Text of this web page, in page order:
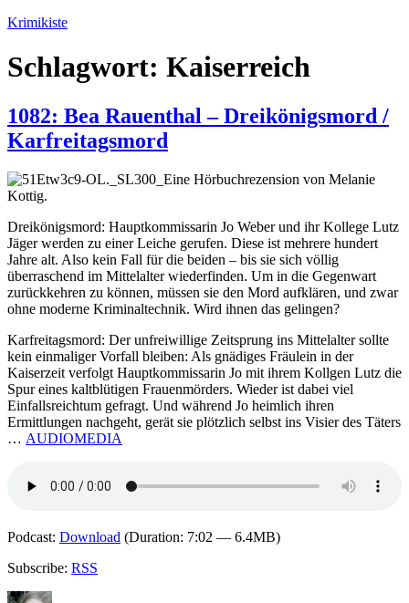
Zum
springen
Krimikiste
Schlagwort: Kaiserreich
1082: Bea Rauenthal – Dreikönigsmord /
Karfreitagsmord
Eine Hörbuchrezension von Melanie
Kottig.
Dreikönigsmord: Hauptkommissarin Jo Weber und ihr Kollege Lutz
Jäger werden zu einer Leiche gerufen. Diese ist mehrere hundert
Jahre alt. Also kein Fall für die beiden – bis sie sich völlig
überraschend im Mittelalter wiederfinden. Um in die Gegenwart
zurückkehren zu können, müssen sie den Mord aufklären, und zwar
ohne moderne Kriminaltechnik. Wird ihnen das gelingen?
Karfreitagsmord: Der unfreiwillige Zeitsprung ins Mittelalter sollte
kein einmaliger Vorfall bleiben: Als gnädiges Fräulein in der
Kaiserzeit verfolgt Hauptkommissarin Jo mit ihrem Kollgen Lutz die
Spur eines kaltblütigen Frauenmörders. Wieder ist dabei viel
Einfallsreichtum gefragt. Und während Jo heimlich ihren
Ermittlungen nachgeht, gerät sie plötzlich selbst ins Visier des Täters
… AUDIOMEDIA
Podcast: Download (Duration: 7:02 — 6.4MB)
Subscribe: RSS
Autor